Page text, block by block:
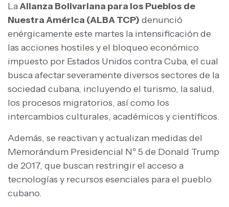
LaAlianza Bolivariana para los Pueblos de
Nuestra América (ALBA TCP) denunció
enérgicamente este martes la intensificación de
las acciones hostiles y el bloqueo económico
impuesto por Estados Unidos contra Cuba, el cual
busca afectar severamente diversos sectores de la
sociedad cubana, incluyendo el turismo, la salud,
los procesos migratorios, así como los
intercambios culturales, académicos y científicos.
Además, se reactivan y actualizan medidas del
Memorándum Presidencial Nº 5 de Donald Trump
de 2017, que buscan restringir el acceso a
tecnologías y recursos esenciales para el pueblo
cubano.